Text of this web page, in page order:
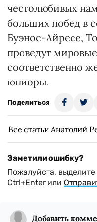
честолюбивых
больших побед в
Буэнос-Айресе,
проведут
соответственно
юниоры.
Поделиться
Все статьи Анатолий
Заметили ошибку?
Пожалуйста,
Ctrl+Enter или
Добавить